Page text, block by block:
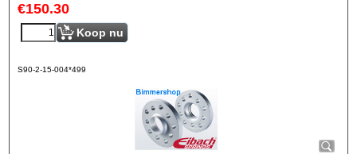
€150.30
Koop nu
S90-2-15-004*499